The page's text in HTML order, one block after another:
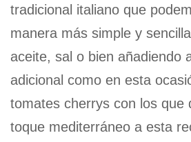
tradicional italiano que
manera más simple y
aceite, sal o bien añadiendo
adicional como en esta
tomates cherrys con los que
toque mediterráneo a esta